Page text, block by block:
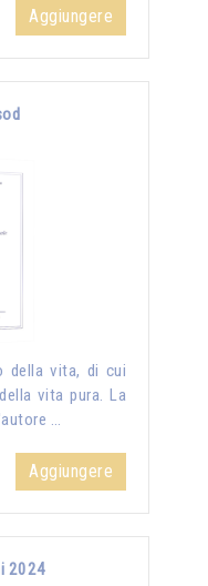
Aggiungere
della vita, di cui
vita pura. La
…
Aggiungere
2024